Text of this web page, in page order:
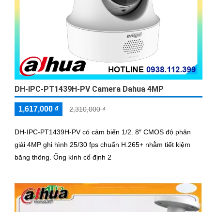
DH-IPC-PT1439H-PV Camera Dahua 4MP
1,617,000 ₫ 2,310,000 ₫
DH-IPC-PT1439H-PV có cảm biến 1/2. 8″ CMOS độ phân
giải 4MP ghi hình 25/30 fps chuẩn H.265+ nhằm tiết kiệm
băng thông. Ống kính cố định 2